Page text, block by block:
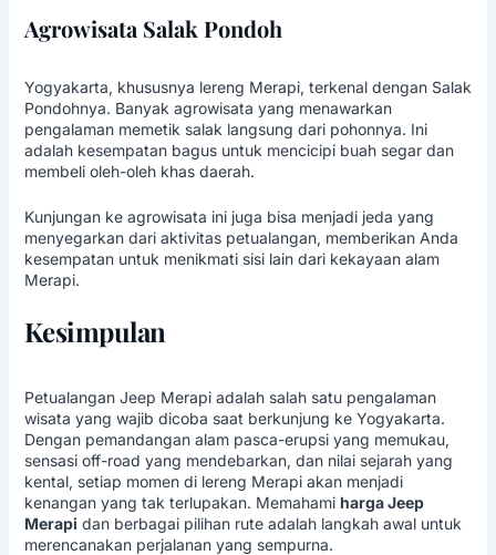
Agrowisata Salak Pondoh
Yogyakarta, khususnya lereng Merapi, terkenal dengan Salak
Pondohnya. Banyak agrowisata yang menawarkan
pengalaman memetik salak langsung dari pohonnya. Ini
adalah kesempatan bagus untuk mencicipi buah segar dan
membeli oleh-oleh khas daerah.
Kunjungan ke agrowisata ini juga bisa menjadi jeda yang
menyegarkan dari aktivitas petualangan, memberikan Anda
kesempatan untuk menikmati sisi lain dari kekayaan alam
Merapi.
Kesimpulan
Petualangan Jeep Merapi adalah salah satu pengalaman
wisata yang wajib dicoba saat berkunjung ke Yogyakarta.
Dengan pemandangan alam pasca-erupsi yang memukau,
sensasi off-road yang mendebarkan, dan nilai sejarah yang
kental, setiap momen di lereng Merapi akan menjadi
kenangan yang tak terlupakan. Memahami harga Jeep
Merapi dan berbagai pilihan rute adalah langkah awal untuk
merencanakan perjalanan yang sempurna.